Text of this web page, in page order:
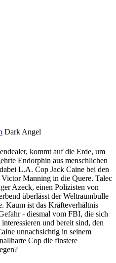
Dark Angel
kommt auf die Erde, um
Endorphin aus menschlichen
L.A. Cop Jack Caine bei den
Manning in die Quere. Talec
Azeck, einen Polizisten von
überlässt der Weltraumbulle
Kaum ist das Kräfteverhältnis
- diesmal vom FBI, die sich
und bereit sind, den
unnachsichtig in seinem
Cop die finstere